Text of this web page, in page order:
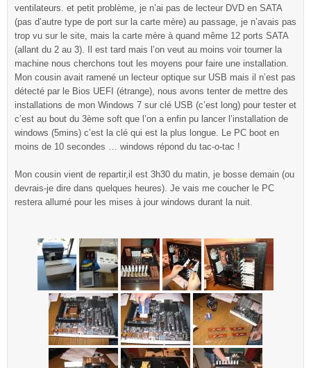
ventilateurs. et petit problème, je n’ai pas de lecteur DVD en SATA
(pas d’autre type de port sur la carte mère) au passage, je n’avais pas
trop vu sur le site, mais la carte mère à quand même 12 ports SATA
(allant du 2 au 3). Il est tard mais l’on veut au moins voir tourner la
machine nous cherchons tout les moyens pour faire une installation.
Mon cousin avait ramené un lecteur optique sur USB mais il n’est pas
détecté par le Bios UEFI (étrange), nous avons tenter de mettre des
installations de mon Windows 7 sur clé USB (c’est long) pour tester et
c’est au bout du 3ème soft que l’on a enfin pu lancer l’installation de
windows (5mins) c’est la clé qui est la plus longue. Le PC boot en
moins de 10 secondes … windows répond du tac-o-tac !
Mon cousin vient de repartir,il est 3h30 du matin, je bosse demain (ou
devrais-je dire dans quelques heures). Je vais me coucher le PC
restera allumé pour les mises à jour windows durant la nuit.